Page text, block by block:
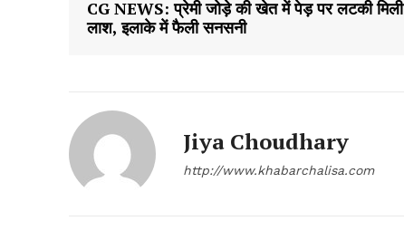
CG NEWS: प्रेमी जोड़े की खेत में पेड़ पर लटकी मिली
लाश, इलाके में फैली सनसनी
Jiya Choudhary
http://www.khabarchalisa.com